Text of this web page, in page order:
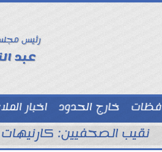
رئيس مجلس
عبد
خارج الحدود اخبار
توك شو
نقيب الصحفيين: